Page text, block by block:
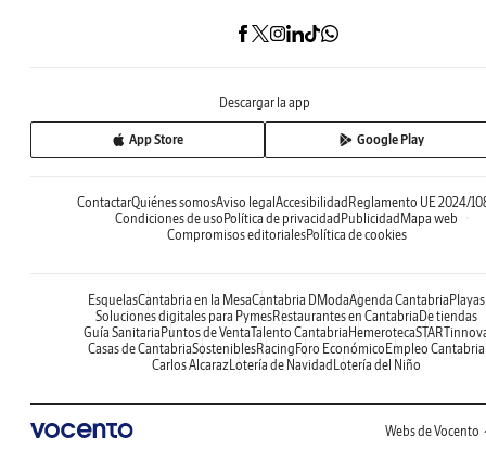
Descargar la app
App Store Google Play
ContactarQuiénes somosAviso legalAccesibilidadReglamento UE 2024/
Condiciones de usoPolítica de privacidadPublicidadMapa web
Compromisos editorialesPolítica de cookies
EsquelasCantabria en la MesaCantabria DModaAgenda CantabriaPlayas
Soluciones digitales para PymesRestaurantes en CantabriaDe tiendas
Guía SanitariaPuntos de VentaTalento CantabriaHemeroteca
Casas de CantabriaSosteniblesRacingForo EconómicoEmpleo Cantabria
Carlos AlcarazLotería de NavidadLotería del Niño
Webs de Vocento